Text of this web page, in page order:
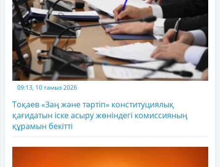
09:13, 10 тамыз 2026
Тоқаев «Заң және тәртіп» конституциялық
қағидатын іске асыру жөніндегі комиссияның
құрамын бекітті